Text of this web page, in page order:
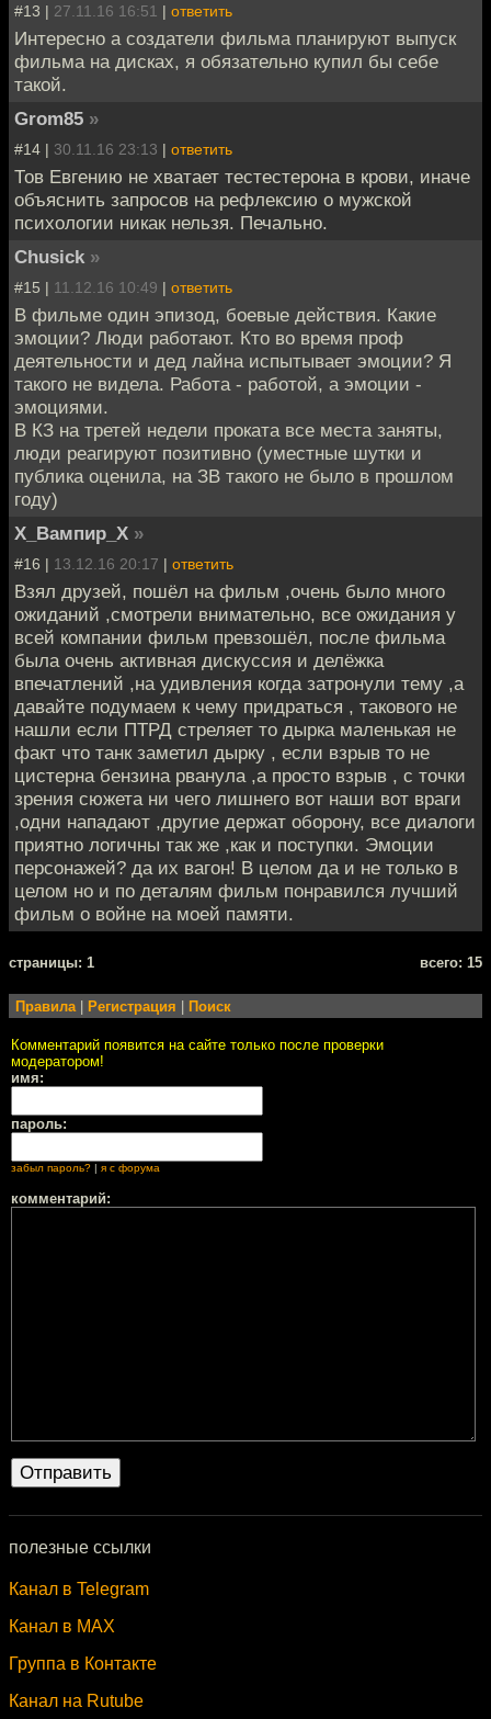
#13 | 27.11.16 16:51 | ответить
Интересно а создатели фильма планируют выпуск
фильма на дисках, я обязательно купил бы себе
такой.
Grom85 »
#14 | 30.11.16 23:13 | ответить
Тов Евгению не хватает тестестерона в крови, иначе
объяснить запросов на рефлексию о мужской
психологии никак нельзя. Печально.
Chusick »
#15 | 11.12.16 10:49 | ответить
В фильме один эпизод, боевые действия. Какие
эмоции? Люди работают. Кто во время проф
деятельности и дед лайна испытывает эмоции? Я
такого не видела. Работа - работой, а эмоции -
эмоциями.
В КЗ на третей недели проката все места заняты,
люди реагируют позитивно (уместные шутки и
публика оценила, на ЗВ такого не было в прошлом
году)
Х_Вампир_Х »
#16 | 13.12.16 20:17 | ответить
Взял друзей, пошёл на фильм ,очень было много
ожиданий ,смотрели внимательно, все ожидания у
всей компании фильм превзошёл, после фильма
была очень активная дискуссия и делёжка
впечатлений ,на удивления когда затронули тему ,а
давайте подумаем к чему придраться , такового не
нашли если ПТРД стреляет то дырка маленькая не
факт что танк заметил дырку , если взрыв то не
цистерна бензина рванула ,а просто взрыв , с точки
зрения сюжета ни чего лишнего вот наши вот враги
,одни нападают ,другие держат оборону, все диалоги
приятно логичны так же ,как и поступки. Эмоции
персонажей? да их вагон! В целом да и не только в
целом но и по деталям фильм понравился лучший
фильм о войне на моей памяти.
cтраницы: 1 всего: 15
Правила| Регистрация Поиск
Комментарий появится на сайте только после проверки
модератором!
имя:
пароль:
забыл пароль? я с форума
комментарий:
полезные ссылки
Канал в Telegram
Канал в MAX
Группа в Контакте
Канал на Rutube